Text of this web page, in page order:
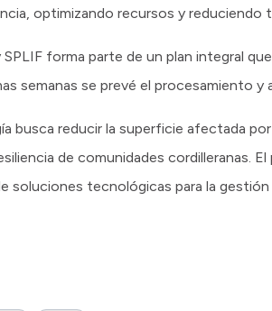
optimizando recursos y reduciendo
forma parte de un plan integral
semanas se prevé el procesamiento y
busca reducir la superficie afectada
de comunidades cordilleranas.
soluciones tecnológicas para la gestión